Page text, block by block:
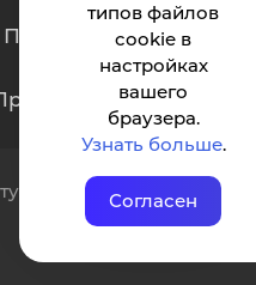
типов файлов
cookie в
настройках
вашего
браузера.
Узнать больше.
Согласен
Политика обработки
нефти и технологий